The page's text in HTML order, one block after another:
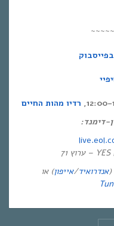
בפייסבוק
רדיו מהות החיים
דימנד:
אנדרואיד/אייפון) או